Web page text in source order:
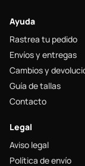
Ayuda
Rastrea tu pedido
Envíos y entregas
Cambios y
Guía de tallas
Contacto
Legal
Aviso legal
Política de envío